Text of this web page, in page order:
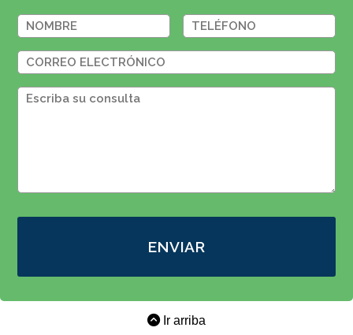
ENVIAR
Ir arriba